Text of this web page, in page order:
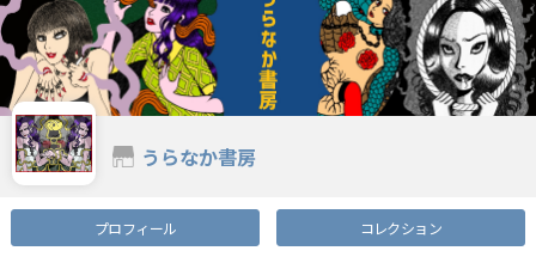
うらなか書房
プロフィール コレクション